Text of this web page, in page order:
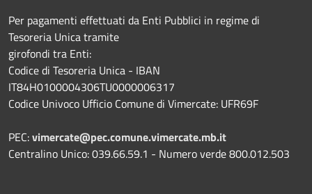
Per pagamenti effettuati da Enti Pubblici in regime di
Tesoreria Unica tramite
girofondi tra Enti:
Codice di Tesoreria Unica - IBAN
IT84H0100004306TU0000006317
Codice Univoco Ufficio Comune di Vimercate: UFR69F
PEC:vimercate@pec.comune.vimercate.mb.it
Centralino Unico: 039.66.59.1 - Numero verde 800.012.503